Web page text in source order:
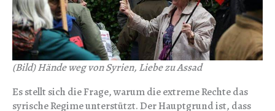
(Bild) Hände weg von Syrien, Liebe zu Assad
Es stellt sich die Frage, warum die extreme Rechte das
syrische Regime unterstützt. Der Hauptgrund ist, dass